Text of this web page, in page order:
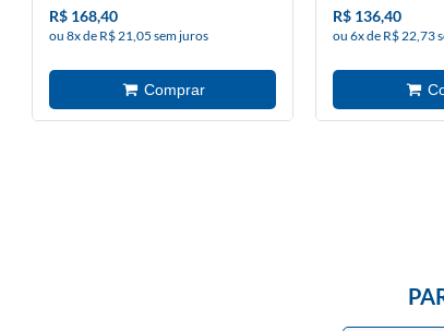
R$ 168,40
ou 8x de R$ 21,05 sem juros
R$ 136,40
ou 6x de R$ 22,73